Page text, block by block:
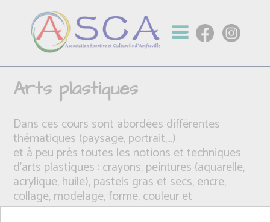
Arts plastiques
Dans ces cours sont abordées différentes
thématiques (paysage, portrait,...)
et à peu près toutes les notions et techniques
d’arts plastiques : crayons, peintures (aquarelle,
acrylique, huile), pastels gras et secs, encre,
collage, modelage, forme, couleur et
composition,